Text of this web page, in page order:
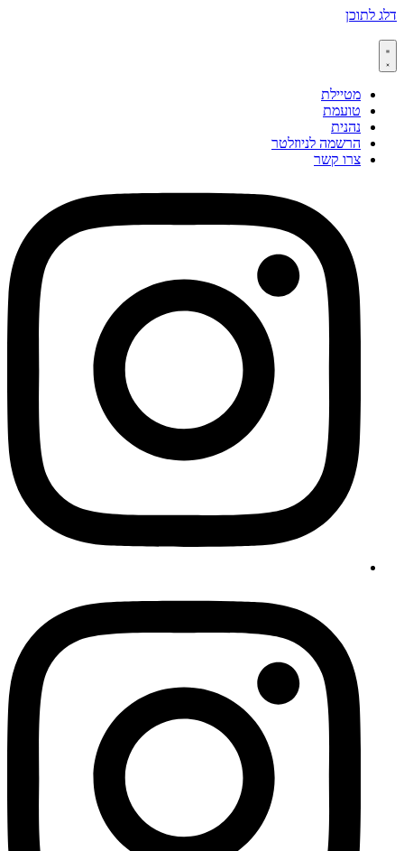
דלג לתוכן
מטיילת
טועמת
נהנית
הרשמה לניוזלטר
צרו קשר